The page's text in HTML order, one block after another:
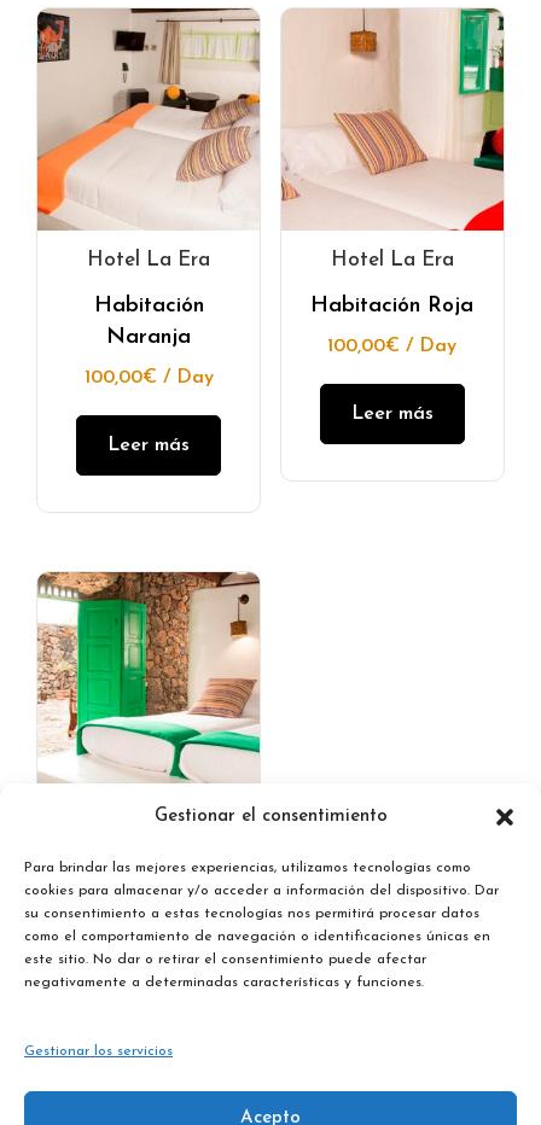
Gestionar el consentimiento
Para brindar las mejores experiencias, utilizamos tecnologías como
cookies para almacenar y/o acceder a información del dispositivo. Dar
su consentimiento a estas tecnologías nos permitirá procesar datos
como el comportamiento de navegación o identificaciones únicas en
este sitio. No dar o retirar el consentimiento puede afectar
negativamente a determinadas características y funciones.
Gestionar los servicios
Acepto
Hotel La Era
Habitación
Naranja
100,00€ / Day
Leer más
Hotel La Era
Habitación Roja
100,00€ / Day
Leer más
Hotel La Era
Habitación Verde
100,00€ / Day
Leer más